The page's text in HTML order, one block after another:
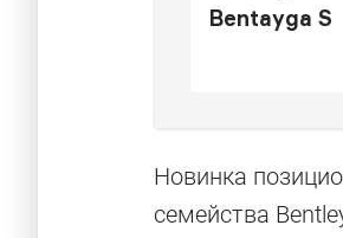
Bentayga S
Новинка
семейства